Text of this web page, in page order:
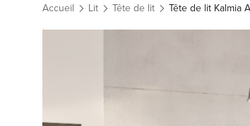
Accueil Lit Tête de lit Tête de lit Kalmia